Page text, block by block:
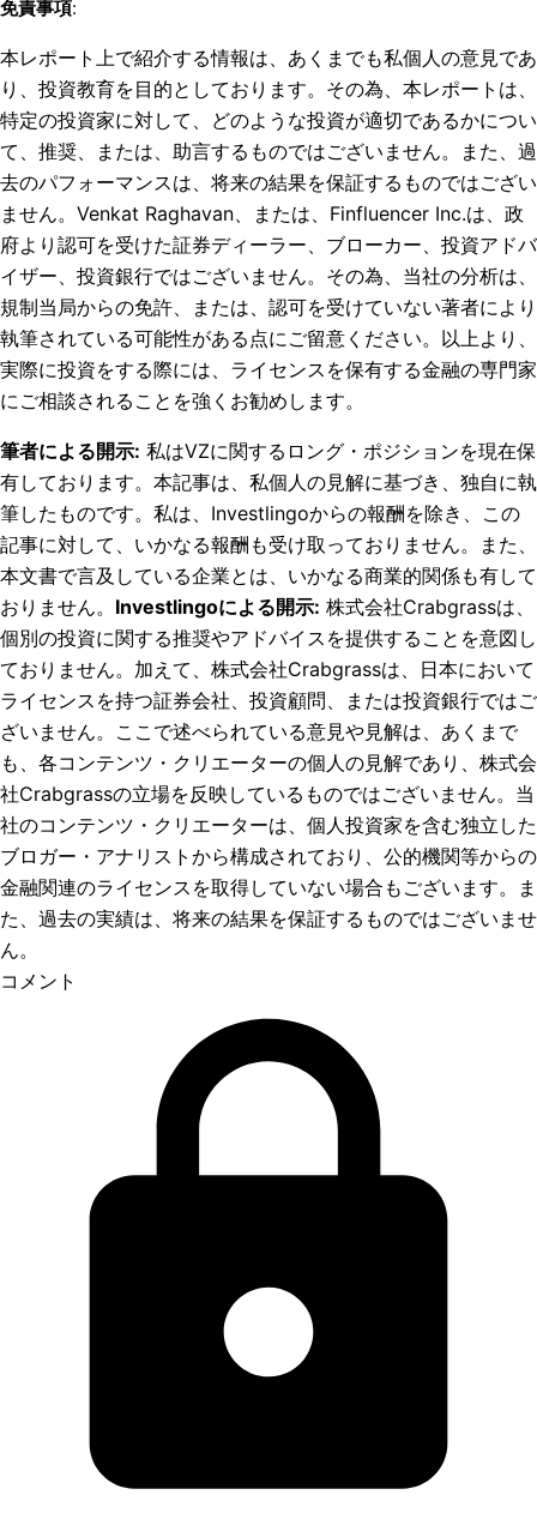
免責事項:
本レポート上で紹介する情報は、あくまでも私個人の意見であ
り、投資教育を目的としております。その為、本レポートは、
特定の投資家に対して、どのような投資が適切であるかについ
て、推奨、または、助言するものではございません。また、過
去のパフォーマンスは、将来の結果を保証するものではござい
ません。Venkat Raghavan、または、Finfluencer Inc.は、政
府より認可を受けた証券ディーラー、ブローカー、投資アドバ
イザー、投資銀行ではございません。その為、当社の分析は、
規制当局からの免許、または、認可を受けていない著者により
執筆されている可能性がある点にご留意ください。以上より、
実際に投資をする際には、ライセンスを保有する金融の専門家
にご相談されることを強くお勧めします。
筆者による開示: 私はVZに関するロング・ポジションを現在保
有しております。 本記事は、私個人の見解に基づき、独自に執
筆したものです。私は、Investlingoからの報酬を除き、この
記事に対して、いかなる報酬も受け取っておりません。また、
本文書で言及している企業とは、いかなる商業的関係も有して
おりません。 Investlingoによる開示: 株式会社Crabgrassは、
個別の投資に関する推奨やアドバイスを提供することを意図し
ておりません。加えて、株式会社Crabgrassは、日本において
ライセンスを持つ証券会社、投資顧問、または投資銀行ではご
ざいません。ここで述べられている意見や見解は、あくまで
も、各コンテンツ・クリエーターの個人の見解であり、株式会
社Crabgrassの立場を反映しているものではございません。当
社のコンテンツ・クリエーターは、個人投資家を含む独立した
ブロガー・アナリストから構成されており、公的機関等からの
金融関連のライセンスを取得していない場合もございます。ま
た、過去の実績は、将来の結果を保証するものではございませ
ん。
コメント